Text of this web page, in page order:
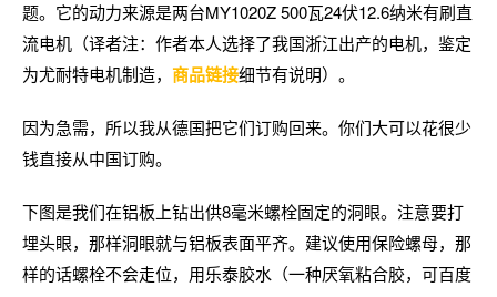
题。它的动力来源是两台MY1020Z 500瓦24伏12.6纳米有刷直
流电机（译者注：作者本人选择了我国浙江出产的电机，鉴定
为尤耐特电机制造， 商品链接细节有说明）。
因为急需，所以我从德国把它们订购回来。你们大可以花很少
钱直接从中国订购。
下图是我们在铝板上钻出供8毫米螺栓固定的洞眼。注意要打
埋头眼，那样洞眼就与铝板表面平齐。建议使用保险螺母，那
样的话螺栓不会走位，用乐泰胶水（一种厌氧粘合胶，可百度